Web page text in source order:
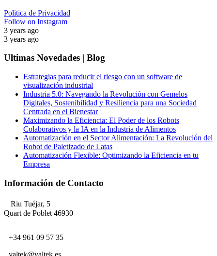
Politica de Privacidad
Follow on Instagram
3 years ago
3 years ago
Ultimas Novedades | Blog
Estrategias para reducir el riesgo con un software de
visualización industrial
Industria 5.0: Navegando la Revolución con Gemelos
Digitales, Sostenibilidad y Resiliencia para una Sociedad
Centrada en el Bienestar
Maximizando la Eficiencia: El Poder de los Robots
Colaborativos y la IA en la Industria de Alimentos
Automatización en el Sector Alimentación: La Revolución del
Robot de Paletizado de Latas
Automatización Flexible: Optimizando la Eficiencia en tu
Empresa
Información de Contacto
Riu Tuéjar, 5
Quart de Poblet 46930
+34 961 09 57 35
valtek@valtek.es